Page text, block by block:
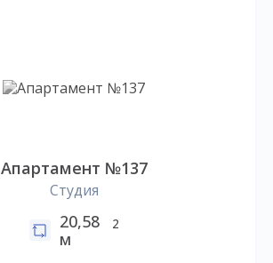
Апартамент №137
Студия
20,58
м
2